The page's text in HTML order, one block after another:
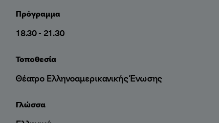
Πρόγραμμα
18.30 - 21.30
Τοποθεσία
Θέατρο Ελληνοαμερικανικής Ένωσης
Γλώσσα